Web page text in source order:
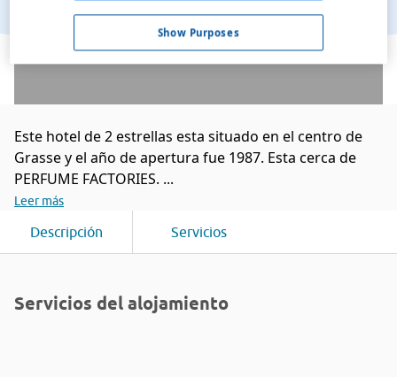
Ver en el mapa
Este hotel de 2 estrellas esta situado en el centro de
Grasse y el año de apertura fue 1987. Esta cerca de
PERFUME FACTORIES. ...
Leer más
Descripción Servicios
Servicios del alojamiento
Show Purposes